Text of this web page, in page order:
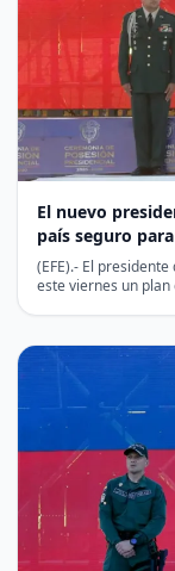
El nuevo
país seguro
(EFE).- El
este viernes un